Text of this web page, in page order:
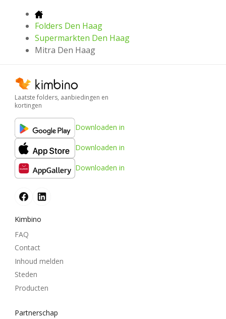
Folders Den Haag
Supermarkten Den Haag
Mitra Den Haag
Laatste folders, aanbiedingen en
kortingen
Downloaden in
Downloaden in
Downloaden in
Kimbino
FAQ
Contact
Inhoud melden
Steden
Producten
Partnerschap